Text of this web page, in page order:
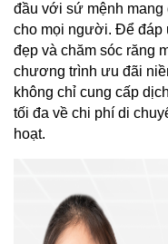
đầu với sứ mệnh
cho mọi người. Để đáp
đẹp và chăm sóc răng
chương trình ưu đãi
không chỉ cung cấp
tối đa về chi phí di
hoạt.